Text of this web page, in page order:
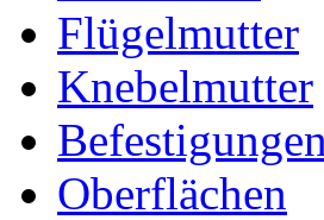
Flügelmutter
Knebelmutter
Befestigungen
Oberflächen